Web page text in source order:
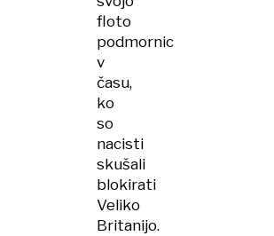
floto
podmornic
v
času,
ko
so
nacisti
skušali
blokirati
Veliko
Britanijo.